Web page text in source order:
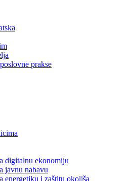
prakse
digitalnu ekonomiju
javnu nabavu
energetiku i zaštitu okoliša